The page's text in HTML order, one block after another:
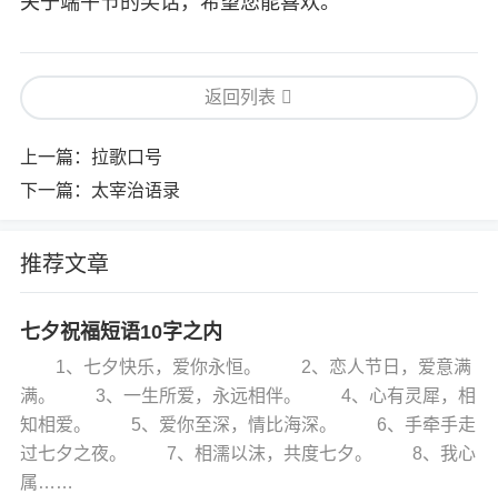
返回列表
上一篇： 拉歌口号
下一篇： 太宰治语录
推荐文章
七夕祝福短语10字之内
1、七夕快乐，爱你永恒。 2、恋人节日，爱意满
满。 3、一生所爱，永远相伴。 4、心有灵犀，相
知相爱。 5、爱你至深，情比海深。 6、手牵手走
过七夕之夜。 7、相濡以沫，共度七夕。 8、我心
属……